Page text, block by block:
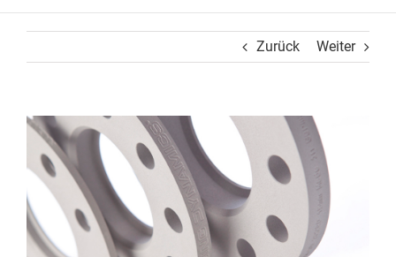
Zurück Weiter
View
Larger
Image